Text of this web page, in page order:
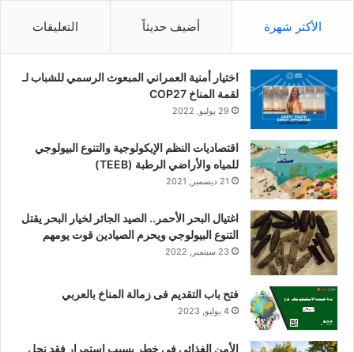
الأكثر شهرة أضيف حديثاً التعليقات
اختيار أمنية العمراني المبعوث الرسمي للشباب لـ
لقمة المناخ COP27
29 يوليو, 2022
اقتصاديات النظم الإيكولوجية والتنوع البيولوجي
للمياه والأراضي الرطبة (TEEB)
21 ديسمبر, 2021
اغتيال البحر الأحمر.. الصيد الجائر لخيار البحر يقتل
التنوع البيولوجي ويحرم الصيادين قوت يومهم
23 سبتمبر, 2022
فتح باب التقديم فى زمالة المناخ بالعربي
4 يوليو, 2023
الأمن الغذائى فى خطر بسبب استمرار فقد نحل